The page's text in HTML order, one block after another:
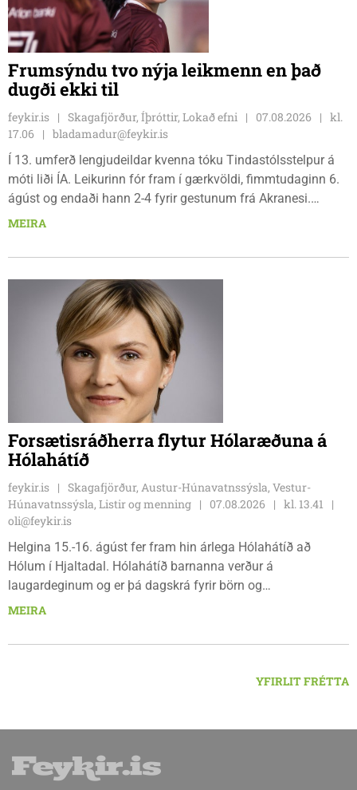
Frumsýndu tvo nýja leikmenn en það
dugði ekki til
feykir.is Skagafjörður, Íþróttir, Lokað efni 07.08.2026
kl.
17.06
bladamadur@feykir.is
Í 13. umferð lengjudeildar kvenna tóku Tindastólsstelpur á
móti liði ÍA. Leikurinn fór fram í gærkvöldi, fimmtudaginn 6.
ágúst og endaði hann 2-4 fyrir gestunum frá Akranesi.
Tindastólsliðið frumsýndi tvo nýja leikmenn en þær dönsku
tvíburar.
MEIRA
Forsætisráðherra flytur Hólaræðuna á
Hólahátíð
feykir.is
Skagafjörður, Austur-Húnavatnssýsla, Vestur-
Húnavatnssýsla, Listir og menning
07.08.2026
kl. 13.41
oli@feykir.is
Helgina 15.-16. ágúst fer fram hin árlega Hólahátíð að
Hólum í Hjaltadal. Hólahátíð barnanna verður á
laugardeginum og er þá dagskrá fyrir börn og
fjölskyldur.Lydía Einarsdóttir svæðisstjóri æskulýðsmála og
MEIRA
YFIRLIT FRÉTTA